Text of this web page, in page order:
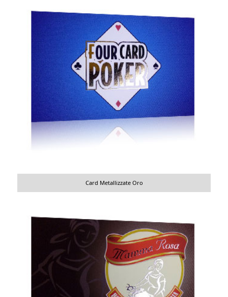
Card Metallizzate Oro